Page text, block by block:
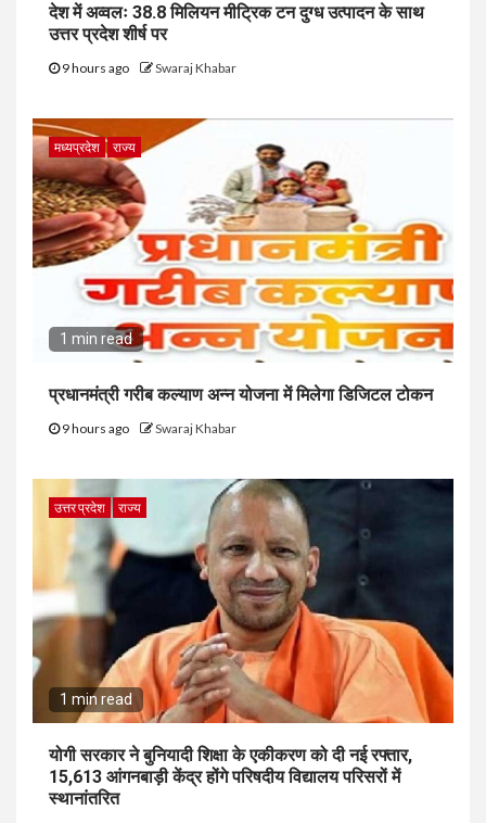
देश में अव्वलः 38.8 मिलियन मीट्रिक टन दुग्ध उत्पादन के साथ
उत्तर प्रदेश शीर्ष पर
9 hours ago Swaraj Khabar
मध्यप्रदेश राज्य
1 min read
प्रधानमंत्री गरीब कल्याण अन्न योजना में मिलेगा डिजिटल टोकन
9 hours ago Swaraj Khabar
उत्तर प्रदेश राज्य
1 min read
योगी सरकार ने बुनियादी शिक्षा के एकीकरण को दी नई रफ्तार,
15,613 आंगनबाड़ी केंद्र होंगे परिषदीय विद्यालय परिसरों में
स्थानांतरित